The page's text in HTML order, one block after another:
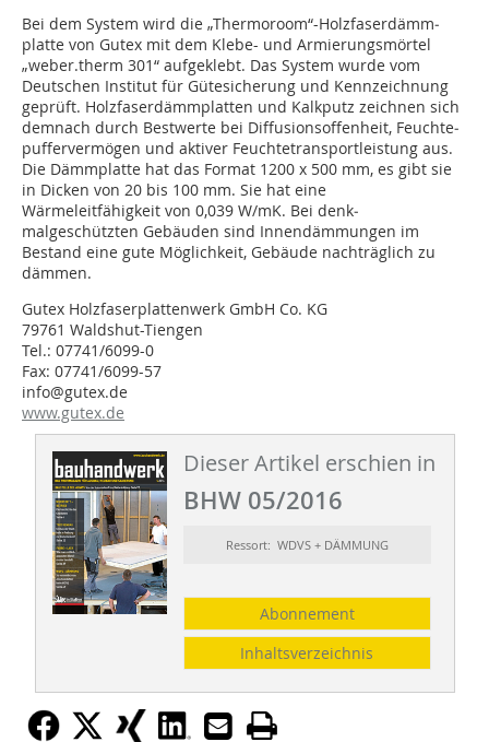
Bei dem System wird die „Ther­moroom“-Holz­faser­dämm­
platte von Gutex mit dem Klebe- und Armierungsmörtel
„weber.therm 301“ auf­ge­klebt. Das System wurde vom
Deutschen Institut für Gütesicherung und Kennzeichnung
geprüft. Holz­faser­dämmplatten und Kalk­putz zeichnen sich
demnach durch Bestwerte bei Dif­fu­sions­offenheit, Feuchte­
puf­fer­vermögen und aktiver Feuchte­transportleistung aus.
Die Dämmplatte hat das Format 1200 x 500 mm, es gibt sie
in Dicken von 20 bis 100 mm. Sie hat eine
Wärmeleitfähigkeit von 0,039 W/mK. Bei denk­
malgeschützten Gebäuden sind Innendämmungen im
Bestand eine gute Möglichkeit, Gebäude nachträglich zu
dämmen.
Gutex Holzfaserplattenwerk GmbH Co. KG
79761 Waldshut-Tiengen
Tel.: 07741/6099-0
Fax: 07741/6099-57
info@gutex.de
www.gutex.de
Dieser Artikel erschien in
BHW 05/2016
Ressort: WDVS + DÄMMUNG
Abonnement
Inhaltsverzeichnis